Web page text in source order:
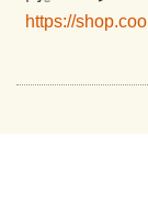
https://